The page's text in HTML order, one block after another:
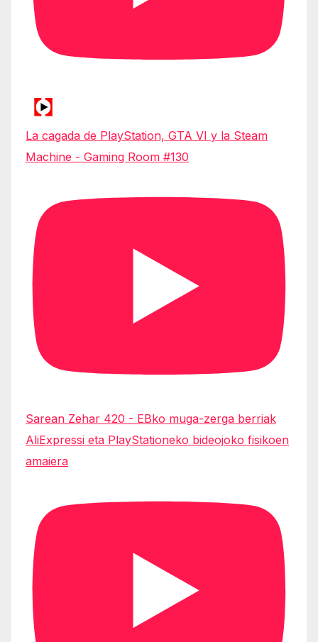
La cagada de PlayStation, GTA VI y la Steam
Machine - Gaming Room #130
Sarean Zehar 420 - EBko muga-zerga berriak
AliExpressi eta PlayStationeko bideojoko fisikoen
amaiera